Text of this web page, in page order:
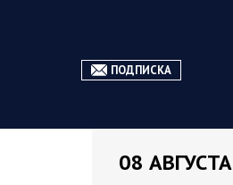
ПОДПИСКА
08 АВГУСТА